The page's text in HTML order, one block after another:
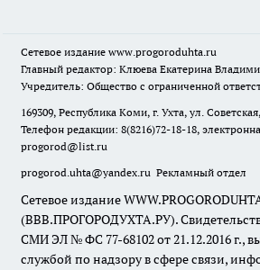
Сетевое издание www.progoroduhta.ru
Главный редактор: Клюева Екатерина
Учредитель: Общество с ограниченной
169309, Республика Коми, г. Ухта, ул.
Телефон редакции: 8(8216)72-18-18,
progorod@list.ru
progorod.uhta@yandex.ru Рекламный отдел
Сетевое издание
(ВВВ.ПРОГОРОДУХТА.РУ).
СМИ ЭЛ № ФС 77-68102 от 21.12.2016 г.,
службой по надзору в сфере связи,